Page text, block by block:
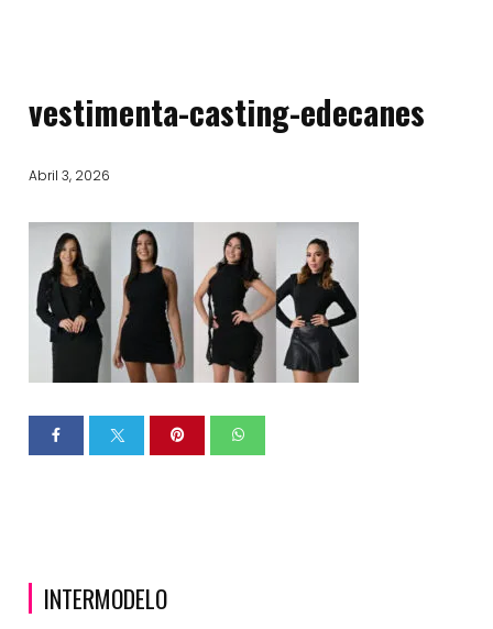
vestimenta-casting-edecanes
Abril 3, 2026
INTERMODELO